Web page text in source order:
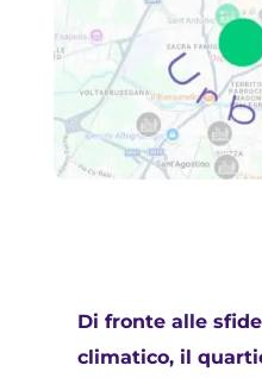
Di fronte alle
climatico, il